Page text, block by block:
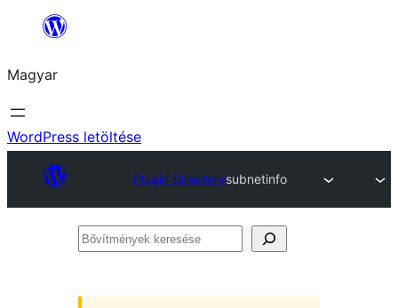
Ugrás
tartalomhoz
Magyar
WordPress letöltése
Plugin Directorysubnetinfo
Bővítmények